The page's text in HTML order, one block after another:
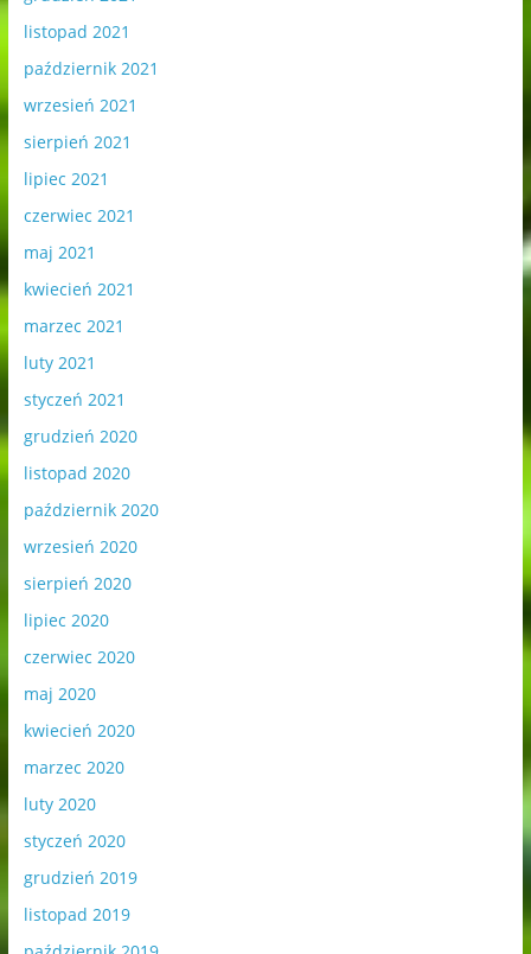
listopad 2021
październik 2021
wrzesień 2021
sierpień 2021
lipiec 2021
czerwiec 2021
maj 2021
kwiecień 2021
marzec 2021
luty 2021
styczeń 2021
grudzień 2020
listopad 2020
październik 2020
wrzesień 2020
sierpień 2020
lipiec 2020
czerwiec 2020
maj 2020
kwiecień 2020
marzec 2020
luty 2020
styczeń 2020
grudzień 2019
listopad 2019